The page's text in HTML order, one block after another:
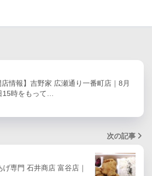
店情報】吉野家 広瀬通り一番町店｜8月
15時をもって…
次の記事
げ専門 石井商店 富谷店｜